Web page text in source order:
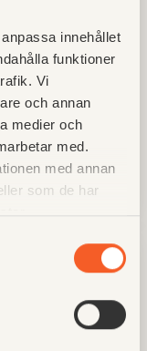
innehållet
funktioner
Vi
och annan
medier och
med.
med annan
som de har
hela portföljen
fråga/svar